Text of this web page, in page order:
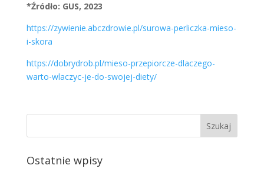
*Źródło: GUS, 2023
https://zywienie.abczdrowie.pl/surowa-perliczka-mieso-
i-skora
https://dobrydrob.pl/mieso-przepiorcze-dlaczego-
warto-wlaczyc-je-do-swojej-diety/
Ostatnie wpisy